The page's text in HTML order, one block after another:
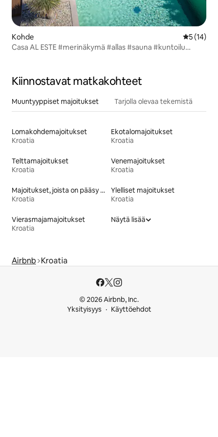
Kohde
5 (14)
Casa AL ESTE #merinäkymä #allas #sauna #kuntoilu
Kiinnostavat matkakohteet
Muuntyyppiset majoitukset Tarjolla olevaa tekemistä
Lomakohdemajoitukset
Kroatia
Ekotalomajoitukset
Kroatia
Telttamajoitukset
Kroatia
Venemajoitukset
Kroatia
Majoitukset, joista on pääsy rannalle
Kroatia
Ylelliset majoitukset
Kroatia
Vierasmajamajoitukset
Kroatia
Näytä lisää
Airbnb Kroatia
© 2026 Airbnb, Inc.
Yksityisyys
Käyttöehdot